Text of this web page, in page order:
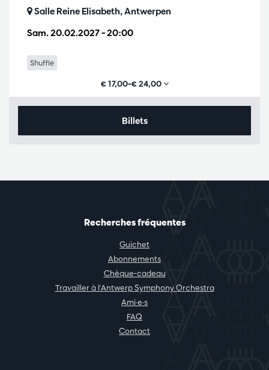
Sam. 20.02.2027– 20:00
Salle Reine Elisabeth, Antwerpen
Shuffle
€ 17,00–€ 24,00
Billets
Recherches fréquentes
Guichet
Abonnements
Chèque-cadeau
Travailler à l'Antwerp Symphony Orchestra
Ami·e·s
FAQ
Contact